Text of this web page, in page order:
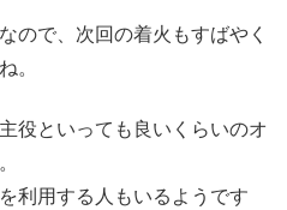
ので、次回の着火もすばやく
。
役といっても良いくらいのオ
利用する人もいるようです